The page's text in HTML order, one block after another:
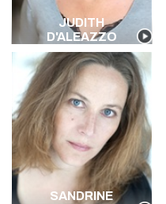
JUDITH
D'ALEAZZO
SANDRINE